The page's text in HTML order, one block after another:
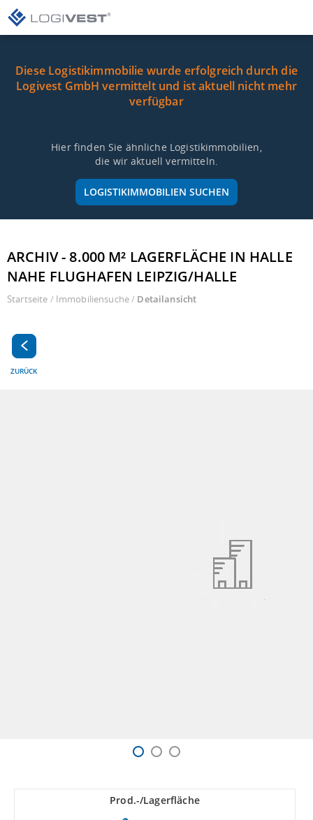
Diese Logistikimmobilie wurde erfolgreich durch die
Logivest GmbH vermittelt und ist aktuell nicht mehr
verfügbar
Hier finden Sie ähnliche Logistikimmobilien,
die wir aktuell vermitteln.
LOGISTIKIMMOBILIEN SUCHEN
ARCHIV - 8.000 M² LAGERFLÄCHE IN HALLE
NAHE FLUGHAFEN LEIPZIG/HALLE
Startseite / Immobiliensuche/ Detailansicht
ZURÜCK
Prod.-/Lagerfläche